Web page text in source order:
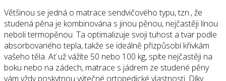
Většinou se jedná o matrace sendvičového typu, tzn., že
studená pěna je kombinována s jinou pěnou, nejčastěji línou
neboli termopěnou. Ta optimalizuje svoji tuhost a tvar podle
absorbovaného tepla, takže se ideálně přizpůsobí křivkám
vašeho těla. Ať už vážíte 50 nebo 100 kg, spíte nejčastěji na
boku nebo na zádech, matrace s jádrem ze studené pěny
vám vždy poskytnou výtečné ortopedické vlastnosti. Díky